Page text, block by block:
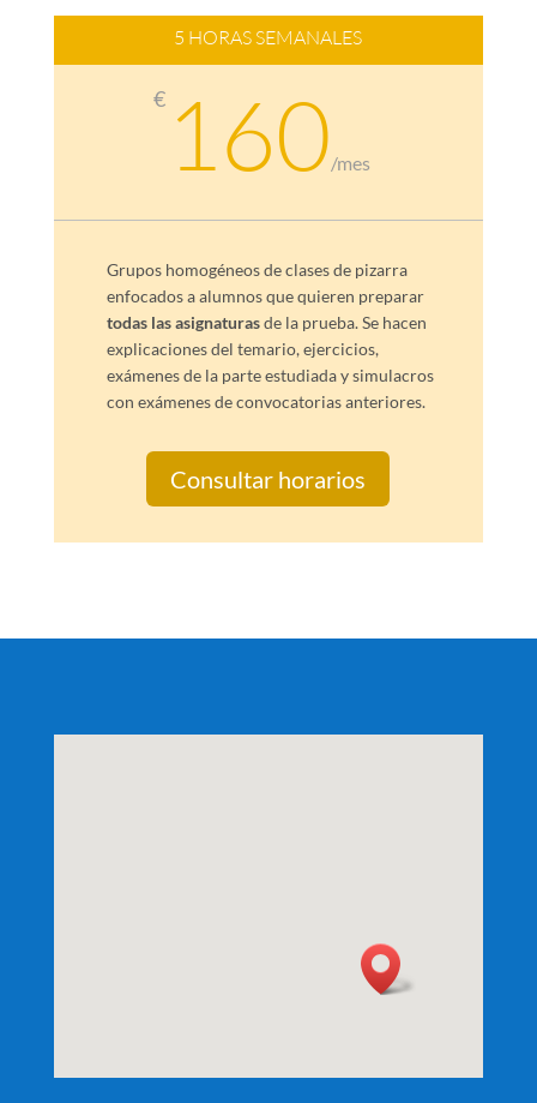
5 HORAS SEMANALES
€ 160/mes
Grupos homogéneos de clases de pizarra
enfocados a alumnos que quieren preparar
todas las asignaturasde la prueba. Se hacen
explicaciones del temario, ejercicios,
exámenes de la parte estudiada y simulacros
con exámenes de convocatorias anteriores.
Consultar horarios